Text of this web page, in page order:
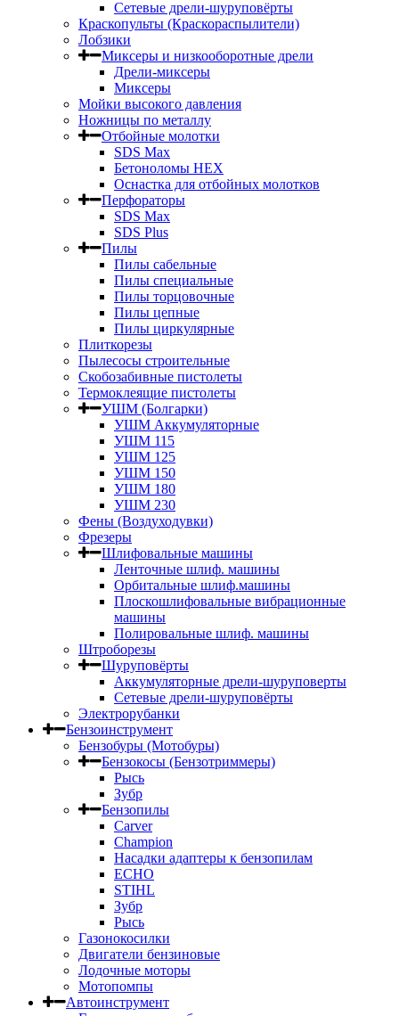
Сетевые дрели-шуруповёрты
Краскопульты (Краскораспылители)
Лобзики
Миксеры и низкооборотные дрели
Дрели-миксеры
Миксеры
Мойки высокого давления
Ножницы по металлу
Отбойные молотки
SDS Max
Бетоноломы HEX
Оснастка для отбойных молотков
Перфораторы
SDS Max
SDS Plus
Пилы
Пилы сабельные
Пилы специальные
Пилы торцовочные
Пилы цепные
Пилы циркулярные
Плиткорезы
Пылесосы строительные
Скобозабивные пистолеты
Термоклеящие пистолеты
УШМ (Болгарки)
УШМ Аккумуляторные
УШМ 115
УШМ 125
УШМ 150
УШМ 180
УШМ 230
Фены (Воздуходувки)
Фрезеры
Шлифовальные машины
Ленточные шлиф. машины
Орбитальные шлиф.машины
Плоскошлифовальные вибрационные
машины
Полировальные шлиф. машины
Штроборезы
Шуруповёрты
Аккумуляторные дрели-шуруповерты
Сетевые дрели-шуруповёрты
Электрорубанки
Бензоинструмент
Бензобуры (Мотобуры)
Бензокосы (Бензотриммеры)
Рысь
Зубр
Бензопилы
Carver
Champion
Насадки адаптеры к бензопилам
ECHO
STIHL
Зубр
Рысь
Газонокосилки
Двигатели бензиновые
Лодочные моторы
Мотопомпы
Автоинструмент